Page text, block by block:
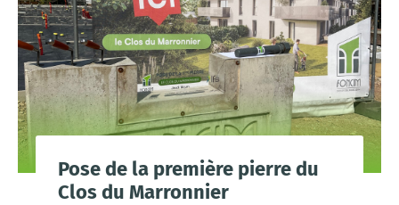
Pose de la première pierre du
Clos du Marronnier